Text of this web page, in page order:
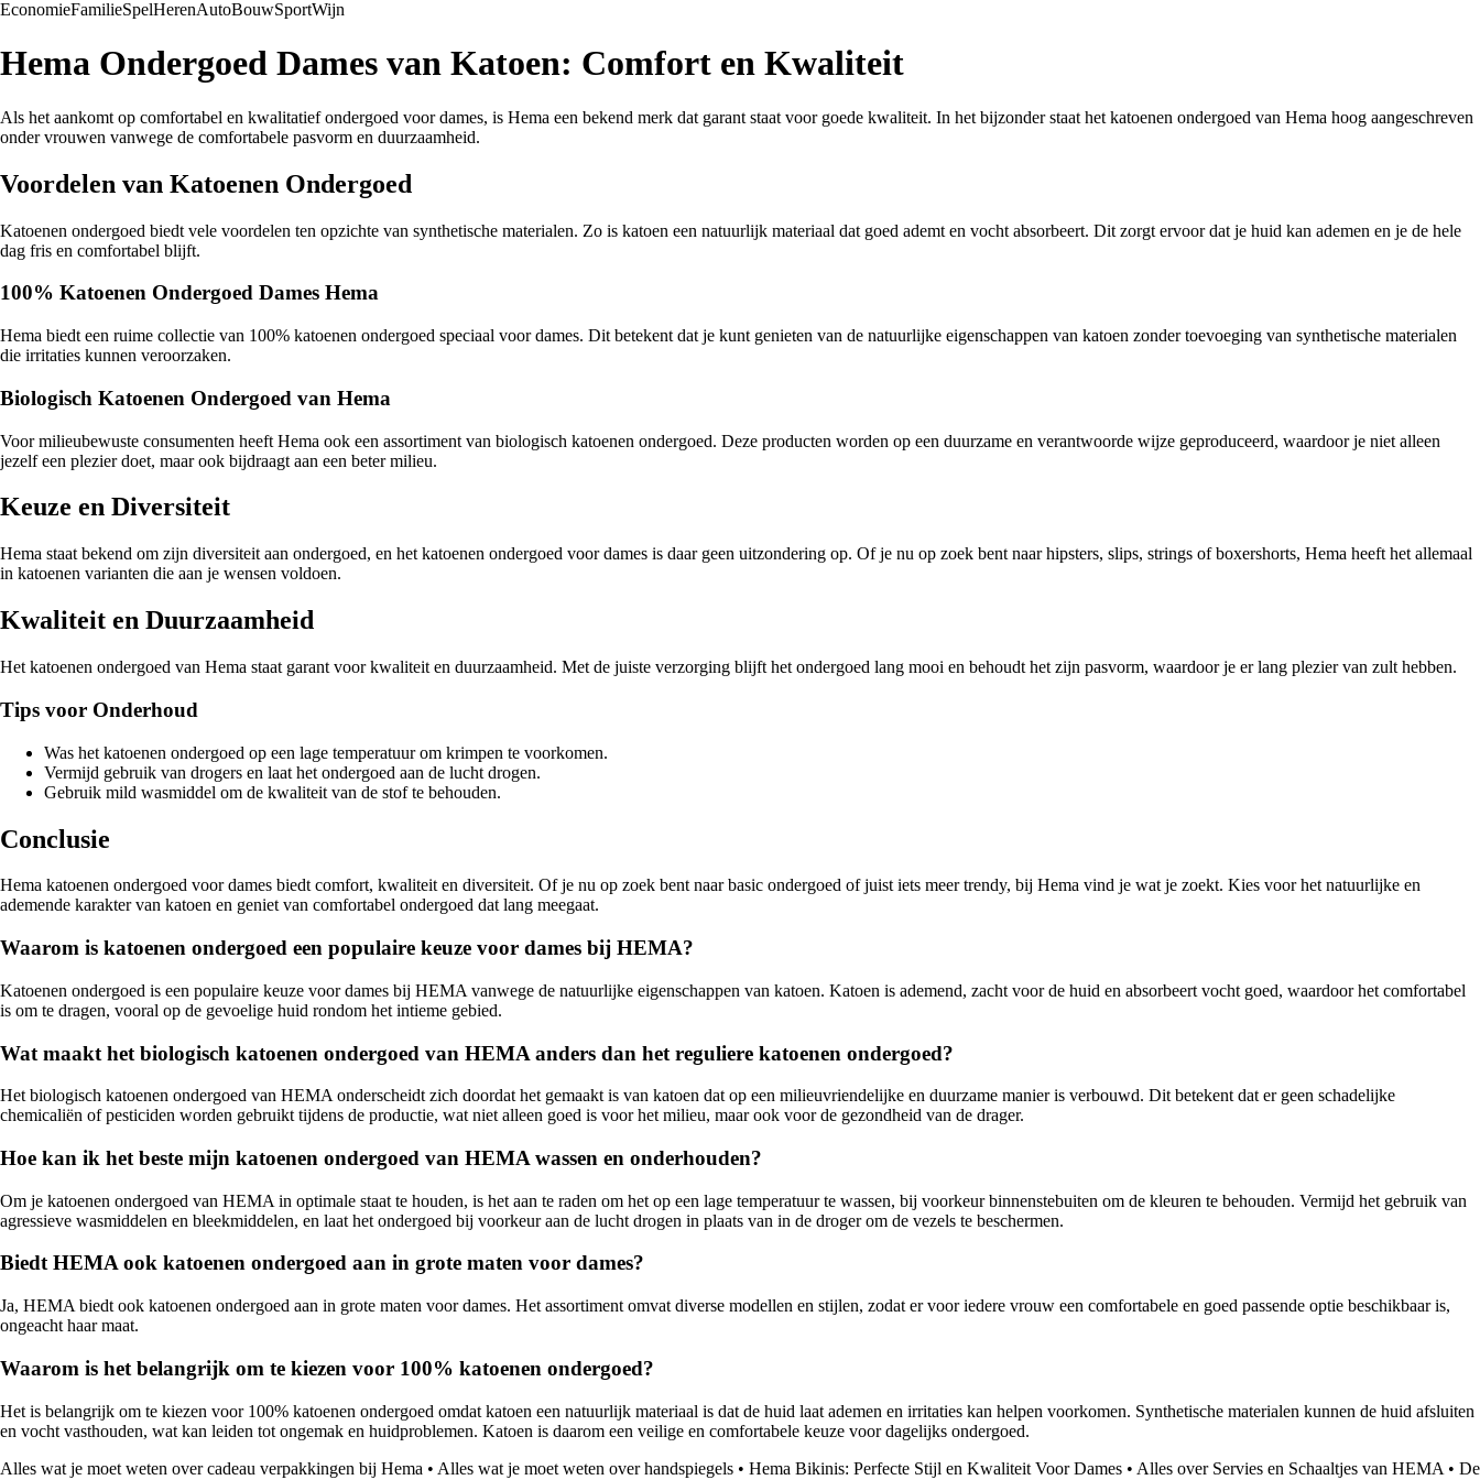
EconomieFamilieSpelHerenAutoBouwSportWijn
Hema Ondergoed Dames van Katoen: Comfort en Kwaliteit
Als het aankomt op comfortabel en kwalitatief ondergoed voor dames, is Hema een bekend merk dat garant staat voor goede kwaliteit. In het bijzonder staat het katoenen ondergoed van Hema hoog aangeschreven
onder vrouwen vanwege de comfortabele pasvorm en duurzaamheid.
Voordelen van Katoenen Ondergoed
Katoenen ondergoed biedt vele voordelen ten opzichte van synthetische materialen. Zo is katoen een natuurlijk materiaal dat goed ademt en vocht absorbeert. Dit zorgt ervoor dat je huid kan ademen en je de hele
dag fris en comfortabel blijft.
100% Katoenen Ondergoed Dames Hema
Hema biedt een ruime collectie van 100% katoenen ondergoed speciaal voor dames. Dit betekent dat je kunt genieten van de natuurlijke eigenschappen van katoen zonder toevoeging van synthetische materialen
die irritaties kunnen veroorzaken.
Biologisch Katoenen Ondergoed van Hema
Voor milieubewuste consumenten heeft Hema ook een assortiment van biologisch katoenen ondergoed. Deze producten worden op een duurzame en verantwoorde wijze geproduceerd, waardoor je niet alleen
jezelf een plezier doet, maar ook bijdraagt aan een beter milieu.
Keuze en Diversiteit
Hema staat bekend om zijn diversiteit aan ondergoed, en het katoenen ondergoed voor dames is daar geen uitzondering op. Of je nu op zoek bent naar hipsters, slips, strings of boxershorts, Hema heeft het allemaal
in katoenen varianten die aan je wensen voldoen.
Kwaliteit en Duurzaamheid
Het katoenen ondergoed van Hema staat garant voor kwaliteit en duurzaamheid. Met de juiste verzorging blijft het ondergoed lang mooi en behoudt het zijn pasvorm, waardoor je er lang plezier van zult hebben.
Tips voor Onderhoud
Was het katoenen ondergoed op een lage temperatuur om krimpen te voorkomen.
Vermijd gebruik van drogers en laat het ondergoed aan de lucht drogen.
Gebruik mild wasmiddel om de kwaliteit van de stof te behouden.
Conclusie
Hema katoenen ondergoed voor dames biedt comfort, kwaliteit en diversiteit. Of je nu op zoek bent naar basic ondergoed of juist iets meer trendy, bij Hema vind je wat je zoekt. Kies voor het natuurlijke en
ademende karakter van katoen en geniet van comfortabel ondergoed dat lang meegaat.
Waarom is katoenen ondergoed een populaire keuze voor dames bij HEMA?
Katoenen ondergoed is een populaire keuze voor dames bij HEMA vanwege de natuurlijke eigenschappen van katoen. Katoen is ademend, zacht voor de huid en absorbeert vocht goed, waardoor het comfortabel
is om te dragen, vooral op de gevoelige huid rondom het intieme gebied.
Wat maakt het biologisch katoenen ondergoed van HEMA anders dan het reguliere katoenen ondergoed?
Het biologisch katoenen ondergoed van HEMA onderscheidt zich doordat het gemaakt is van katoen dat op een milieuvriendelijke en duurzame manier is verbouwd. Dit betekent dat er geen schadelijke
chemicaliën of pesticiden worden gebruikt tijdens de productie, wat niet alleen goed is voor het milieu, maar ook voor de gezondheid van de drager.
Hoe kan ik het beste mijn katoenen ondergoed van HEMA wassen en onderhouden?
Om je katoenen ondergoed van HEMA in optimale staat te houden, is het aan te raden om het op een lage temperatuur te wassen, bij voorkeur binnenstebuiten om de kleuren te behouden. Vermijd het gebruik van
agressieve wasmiddelen en bleekmiddelen, en laat het ondergoed bij voorkeur aan de lucht drogen in plaats van in de droger om de vezels te beschermen.
Biedt HEMA ook katoenen ondergoed aan in grote maten voor dames?
Ja, HEMA biedt ook katoenen ondergoed aan in grote maten voor dames. Het assortiment omvat diverse modellen en stijlen, zodat er voor iedere vrouw een comfortabele en goed passende optie beschikbaar is,
ongeacht haar maat.
Waarom is het belangrijk om te kiezen voor 100% katoenen ondergoed?
Het is belangrijk om te kiezen voor 100% katoenen ondergoed omdat katoen een natuurlijk materiaal is dat de huid laat ademen en irritaties kan helpen voorkomen. Synthetische materialen kunnen de huid afsluiten
en vocht vasthouden, wat kan leiden tot ongemak en huidproblemen. Katoen is daarom een veilige en comfortabele keuze voor dagelijks ondergoed.
Alles wat je moet weten over cadeau verpakkingen bij Hema • Alles wat je moet weten over handspiegels • Hema Bikinis: Perfecte Stijl en Kwaliteit Voor Dames • Alles over Servies en Schaaltjes van HEMA • De